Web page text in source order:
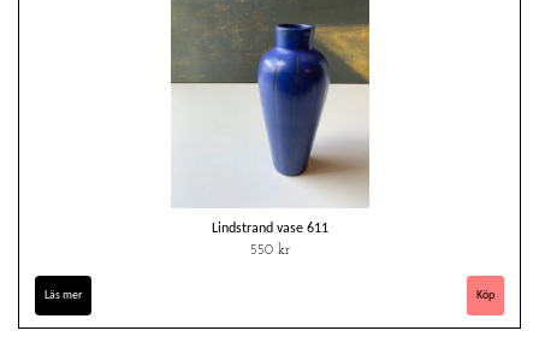
Lindstrand vase 611
550 kr
Läs mer